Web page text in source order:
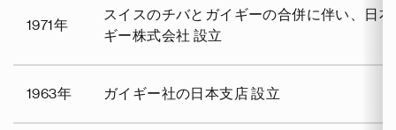
1971年
スイスのチバとガイギーの合併に伴い、日
ギー株式会社 設立
1963年 ガイギー社の日本支店 設立